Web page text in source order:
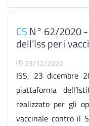
CSN° 62/2020 -
dell’Iss per i
23/12/2020
ISS, 23 dicembre
piattaforma
realizzato per gli
vaccinale contro il